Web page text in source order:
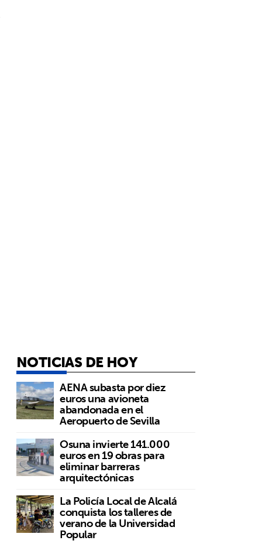
NOTICIAS DE HOY
AENA subasta por diez
euros una avioneta
abandonada en el
Aeropuerto de Sevilla
Osuna invierte 141.000
euros en 19 obras para
eliminar barreras
arquitectónicas
La Policía Local de Alcalá
conquista los talleres de
verano de la Universidad
Popular